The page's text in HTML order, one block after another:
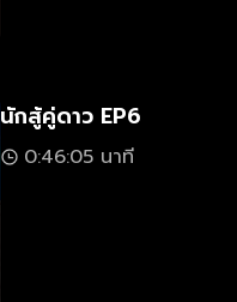
นักสู้คู่ดาว EP6
0:46:05 นาที